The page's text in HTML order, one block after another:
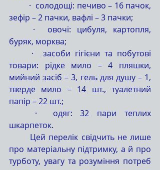
зефір – 2 пачки, вафлі – 3 пачки;
буряк, морква;
товари: рідке мило – 4 пляшки,
мийний засіб – 3, гель для душу – 1,
тверде мило – 14 шт., туалетний
папір – 22 шт.;
шкарпеток.
про матеріальну підтримку, а й про
турботу, увагу та розуміння потреб